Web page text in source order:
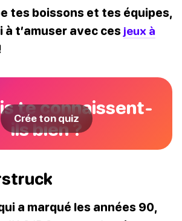
tes boissons et tes équipes,
t’amuser avec ces jeux à
te connaissent-
ils bien ?
Crée ton quiz
a marqué les années 90,